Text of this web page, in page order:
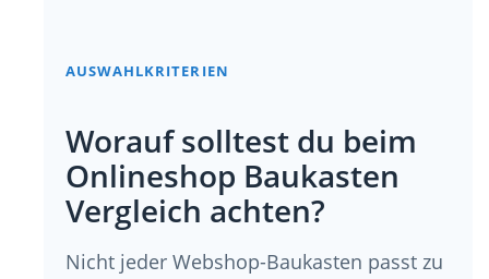
AUSWAHLKRITERIEN
Worauf solltest du beim
Onlineshop Baukasten
Vergleich achten?
Nicht jeder Webshop-Baukasten passt zu